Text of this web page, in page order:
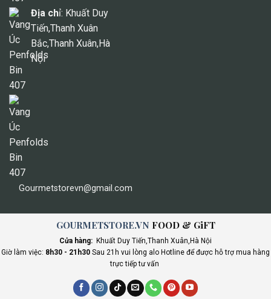
Địa chỉ: Khuất Duy
Tiến,Thanh Xuân
Bắc,Thanh Xuân,Hà
Nội
Gourmetstorevn@gmail.com
GOURMETSTORE.VN FOOD & GiFT
Cửa hàng: Khuất Duy Tiến,Thanh Xuân,Hà Nội
Giờ làm việc: 8h30 - 21h30 Sau 21h vui lòng alo Hotline để được hỗ trợ mua hàng
trực tiếp tư vấn